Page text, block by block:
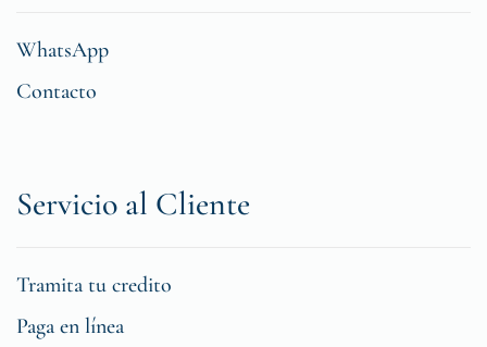
WhatsApp
Contacto
Servicio al Cliente
Tramita tu credito
Paga en línea